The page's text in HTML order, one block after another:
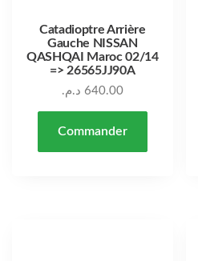
Catadioptre Arrière
Gauche NISSAN
QASHQAI Maroc 02/14
=> 26565JJ90A
640.00 د.م.
Commander